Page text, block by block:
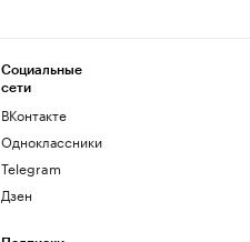
Социальные
сети
ВКонтакте
Одноклассники
Telegram
Дзен